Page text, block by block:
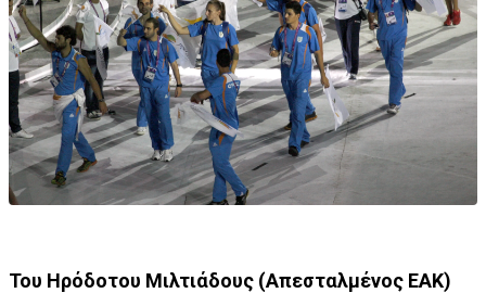
Του Ηρόδοτου Μιλτιάδους (Απεσταλμένος ΕΑΚ)